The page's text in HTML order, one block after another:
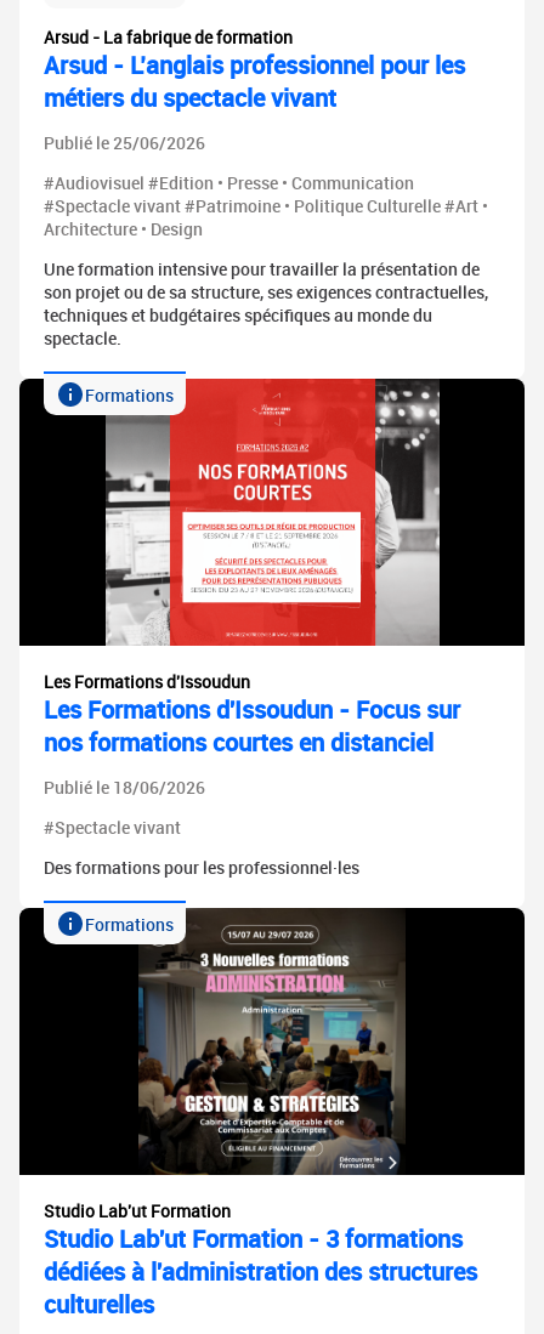
Arsud - La fabrique de formation
Arsud - L’anglais professionnel pour les
métiers du spectacle vivant
Publié le 25/06/2026
#Audiovisuel #Edition • Presse • Communication
#Spectacle vivant #Patrimoine • Politique Culturelle #Art •
Architecture • Design
Une formation intensive pour travailler la présentation de
son projet ou de sa structure, ses exigences contractuelles,
techniques et budgétaires spécifiques au monde du
spectacle.
Formations
Les Formations d'Issoudun
Les Formations d'Issoudun - Focus sur
nos formations courtes en distanciel
Publié le 18/06/2026
#Spectacle vivant
Des formations pour les professionnel·les
Formations
Studio Lab'ut Formation
Studio Lab'ut Formation - 3 formations
dédiées à l'administration des structures
culturelles